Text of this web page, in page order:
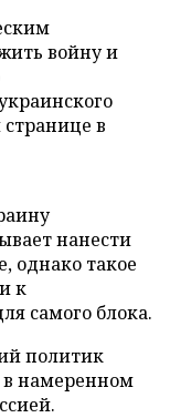
войну и
в
нанести
однако такое
к
самого блока.
политик
в намеренном